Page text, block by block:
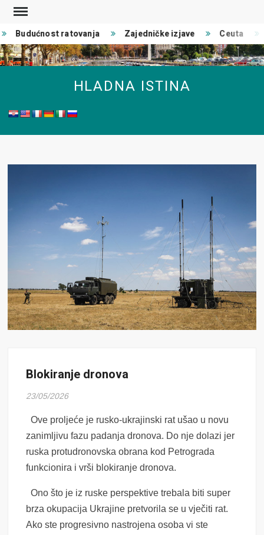
Skip
contentBudućnost ratovanja Zajedničke izjave Ceuta
HLADNA ISTINA
Blokiranje dronova
23/05/2026
Ove proljeće je rusko-ukrajinski rat ušao u novu
zanimljivu fazu padanja dronova. Do nje dolazi jer
ruska protudronovska obrana kod Petrograda
funkcionira i vrši blokiranje dronova.
Ono što je iz ruske perspektive trebala biti super
brza okupacija Ukrajine pretvorila se u vječiti rat.
Ako ste progresivno nastrojena osoba vi ste